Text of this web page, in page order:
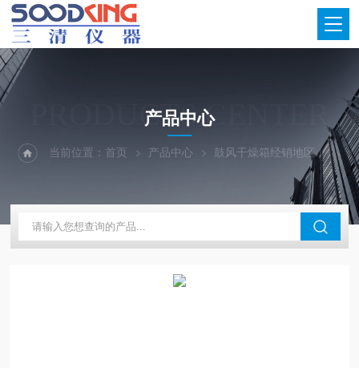
PRODUCTS CENTER
产品中心
当前位置：首页 产品中心 鼓风干燥箱经销地区 山